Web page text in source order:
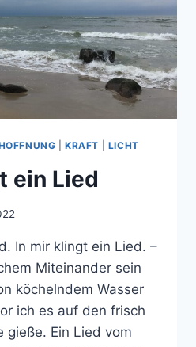
|KRAFT LICHT
ein Lied
In mir klingt ein Lied. –
Miteinander sein
köchelndem Wasser
ich es auf den frisch
gieße. Ein Lied vom